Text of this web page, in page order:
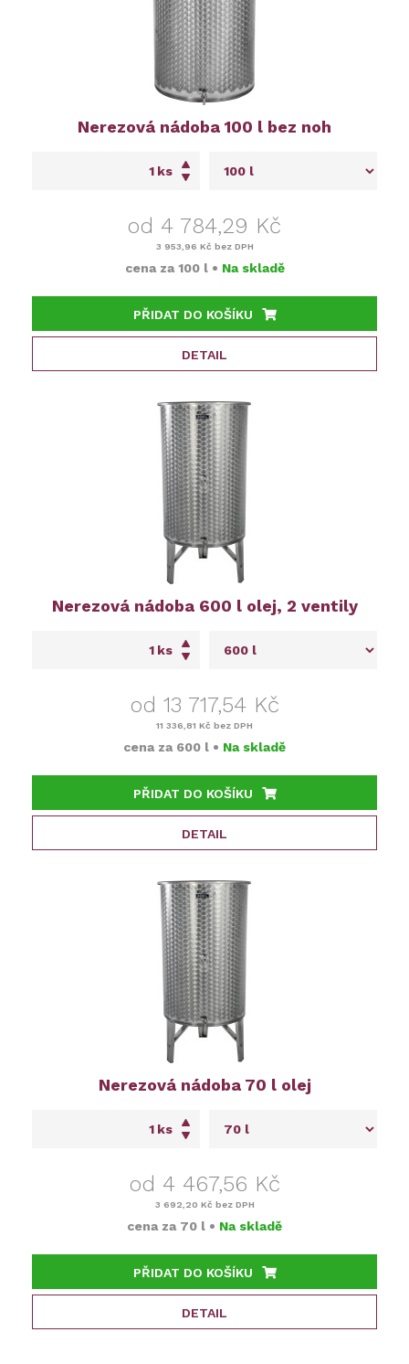
Nerezová nádoba 100 l bez noh
ks
od 4 784,29 Kč
3 953,96 Kč bez DPH
cena za 100 l • Na skladě
PŘIDAT DO KOŠÍKU
DETAIL
Nerezová nádoba 600 l olej, 2 ventily
ks
od 13 717,54 Kč
11 336,81 Kč bez DPH
cena za 600 l • Na skladě
PŘIDAT DO KOŠÍKU
DETAIL
Nerezová nádoba 70 l olej
ks
od 4 467,56 Kč
3 692,20 Kč bez DPH
cena za 70 l • Na skladě
PŘIDAT DO KOŠÍKU
DETAIL